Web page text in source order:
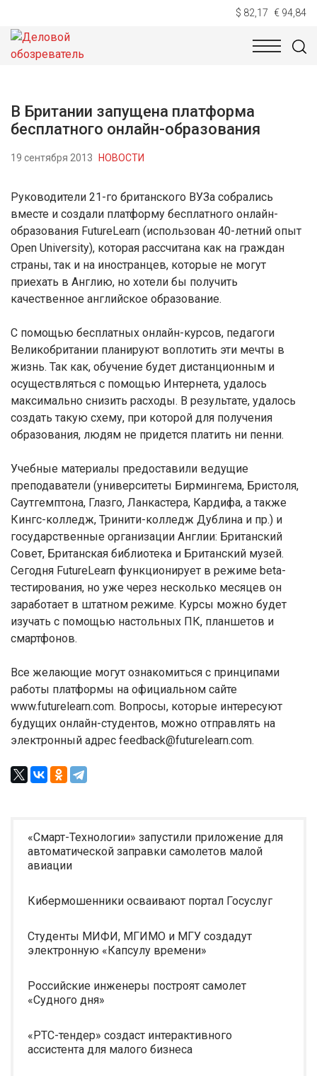
$ 82,17 € 94,84
НОВОСТИ
В Британии запущена платформа
бесплатного онлайн-образования
19 сентября 2013 НОВОСТИ
Руководители 21-го британского ВУЗа собрались
вместе и создали платформу бесплатного онлайн-
образования FutureLearn (использован 40-летний опыт
Open University), которая рассчитана как на граждан
страны, так и на иностранцев, которые не могут
приехать в Англию, но хотели бы получить
качественное английское образование.
С помощью бесплатных онлайн-курсов, педагоги
Великобритании планируют воплотить эти мечты в
жизнь. Так как, обучение будет дистанционным и
осуществляться с помощью Интернета, удалось
максимально снизить расходы. В результате, удалось
создать такую схему, при которой для получения
образования, людям не придется платить ни пенни.
Учебные материалы предоставили ведущие
преподаватели (университеты Бирмингема, Бристоля,
Саутгемптона, Глазго, Ланкастера, Кардифа, а также
Кингс-колледж, Тринити-колледж Дублина и пр.) и
государственные организации Англии: Британский
Совет, Британская библиотека и Британский музей.
Сегодня FutureLearn функционирует в режиме beta-
тестирования, но уже через несколько месяцев он
заработает в штатном режиме. Курсы можно будет
изучать с помощью настольных ПК, планшетов и
смартфонов.
Все желающие могут ознакомиться с принципами
работы платформы на официальном сайте
www.futurelearn.com. Вопросы, которые интересуют
будущих онлайн-студентов, можно отправлять на
электронный адрес feedback@futurelearn.com.
«Смарт-Технологии» запустили приложение для
автоматической заправки самолетов малой
авиации
Кибермошенники осваивают портал Госуслуг
Студенты МИФИ, МГИМО и МГУ создадут
электронную «Капсулу времени»
Российские инженеры построят самолет
«Судного дня»
«РТС-тендер» создаст интерактивного
ассистента для малого бизнеса